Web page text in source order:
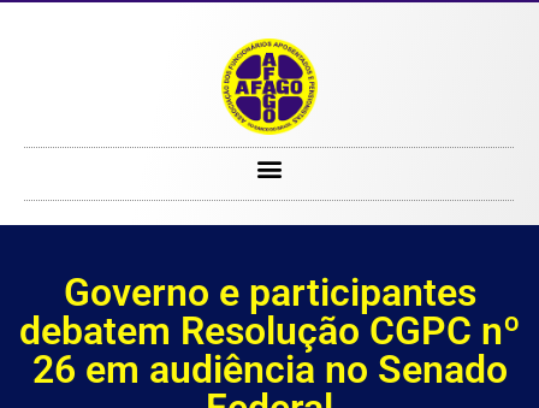
Governo e participantes
debatem Resolução CGPC nº
26 em audiência no Senado